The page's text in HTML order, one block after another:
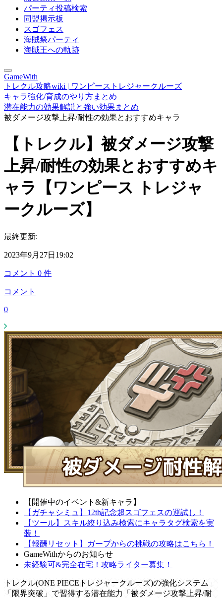
パーティ投稿検索
同盟掲示板
スゴフェス
海賊祭パーティ
海賊王への軌跡
GameWith
トレクル攻略wiki | ワンピーストレジャークルーズ
キャラ強化/育成のやり方まとめ
潜在能力の効果解説と強い効果まとめ
被ダメージ攻撃上昇/耐性の効果とおすすめキャラ
【トレクル】被ダメージ攻撃
上昇/耐性の効果とおすすめキ
ャラ【ワンピース トレジャ
ークルーズ】
最終更新:
2023年9月27日19:02
コメント 0 件
コメント
0
【開催中のイベント&新キャラ】
【ガチャシミュ】12th記念超スゴフェスの運試し！
【ツール】スキル絞り込み検索にキャラタグ検索を実
装！
【報酬リセット】ガープからの挑戦の攻略はこちら！
GameWithからのお知らせ
未経験可&完全在宅！攻略ライター募集！
トレクル(ONE PIECEトレジャークルーズ)の強化システム
「限界突破」で習得する潜在能力「被ダメージ攻撃上昇/耐